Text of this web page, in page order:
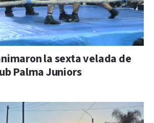
la sexta velada de
Palma Juniors